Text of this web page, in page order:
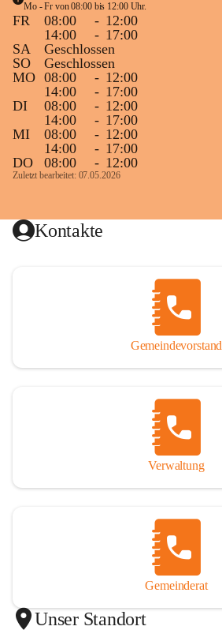
Mo - Fr von 08:00 bis 12:00 Uhr.
FR 08:00 - 12:00
14:00
- 17:00
SA
Geschlossen
SO
Geschlossen
MO 08:00 - 12:00
14:00
- 17:00
DI
08:00 - 12:00
14:00
- 17:00
MI
08:00 - 12:00
14:00
- 17:00
DO
08:00 - 12:00
Zuletzt bearbeitet: 07.05.2026
Kontakte
Gemeindevorstand
Verwaltung
Gemeinderat
Unser Standort